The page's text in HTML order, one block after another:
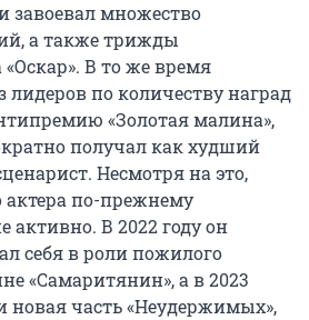
завоевал множество
а также трижды
В то же время
лидеров по количеству наград
«Золотая малина»,
получал как худший
Несмотря на это,
актера по-прежнему
активно. В 2022 году он
себя в роли пожилого
«Самаритянин», а в 2023
новая часть «Неудержимых»,